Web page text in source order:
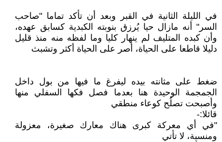
في الليلة الثانية في القبر وبعد أن تأكد تماما "صاحب
السر" أنه مازال حيا يُرزق بنوبته الكبدية كسابق عهده،
وأن كبده المتليف لم ينهار كليا وما لفظه منه منذ قليل
دليلا قاطعا على الحياة، أصر على الحياة أكثر وتشبث
ضغط على مثانته بيده ليفرغ ما فيها من بول داخل
الجمجمة الوحيدة هنا بعدما فصل فكها السفلي منها
وأصبحت تصلُح كوعاء منطقي
قائلا:-
"في أي معركة كبرى هناك معارك صغيرة، معزولة
ومنسية، لا تأتي